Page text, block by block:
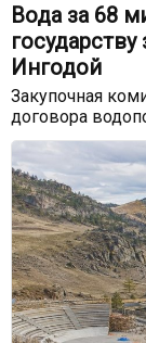
Вода за 68
Ингодой
Закупочная
договора